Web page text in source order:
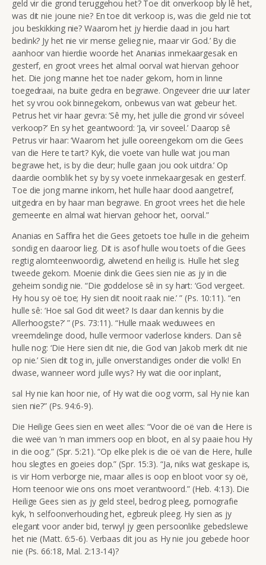
geld vir die grond teruggehou het? Toe dit onverkoop bly lê het,
was dit nie joune nie? En toe dit verkoop is, was die geld nie tot
jou beskikking nie? Waarom het jy hierdie daad in jou hart
bedink? Jy het nie vir mense gelieg nie, maar vir God.’ By die
aanhoor van hierdie woorde het Ananias inmekaargesak en
gesterf, en groot vrees het almal oorval wat hiervan gehoor
het. Die jong manne het toe nader gekom, hom in linne
toegedraai, na buite gedra en begrawe. Ongeveer drie uur later
het sy vrou ook binnegekom, onbewus van wat gebeur het.
Petrus het vir haar gevra: ‘Sê my, het julle die grond vir sóveel
verkoop?’ En sy het geantwoord: ‘Ja, vir soveel.’ Daarop sê
Petrus vir haar: ‘Waarom het julle ooreengekom om die Gees
van die Here te tart? Kyk, die voete van hulle wat jou man
begrawe het, is by die deur; hulle gaan jou ook uitdra.’ Op
daardie oomblik het sy by sy voete inmekaargesak en gesterf.
Toe die jong manne inkom, het hulle haar dood aangetref,
uitgedra en by haar man begrawe. En groot vrees het die hele
gemeente en almal wat hiervan gehoor het, oorval.”
Ananias en Saffira het die Gees getoets toe hulle in die geheim
sondig en daaroor lieg. Dit is asof hulle wou toets of die Gees
regtig alomteenwoordig, alwetend en heilig is. Hulle het sleg
tweede gekom. Moenie dink die Gees sien nie as jy in die
geheim sondig nie. “Die goddelose sê in sy hart: ‘God vergeet.
Hy hou sy oë toe; Hy sien dit nooit raak nie.’ ” (Ps. 10:11). “en
hulle sê: ‘Hoe sal God dit weet? Is daar dan kennis by die
Allerhoogste?’ ” (Ps. 73:11). “Hulle maak weduwees en
vreemdelinge dood, hulle vermoor vaderlose kinders. Dan sê
hulle nog: ‘Die Here sien dit nie, die God van Jakob merk dit nie
op nie.’ Sien dit tog in, julle onverstandiges onder die volk! En
dwase, wanneer word julle wys? Hy wat die oor inplant,
sal Hy nie kan hoor nie, of Hy wat die oog vorm, sal Hy nie kan
sien nie?” (Ps. 94:6-9).
Die Heilige Gees sien en weet alles: “Voor die oë van die Here is
die weë van ’n man immers oop en bloot, en al sy paaie hou Hy
in die oog.” (Spr. 5:21). “Op elke plek is die oë van die Here, hulle
hou slegtes en goeies dop.” (Spr. 15:3). “Ja, niks wat geskape is,
is vir Hom verborge nie, maar alles is oop en bloot voor sy oë,
Hom teenoor wie ons ons moet verantwoord.” (Heb. 4:13). Die
Heilige Gees sien as jy geld steel, bedrog pleeg, pornografie
kyk, ’n selfoonverhouding het, egbreuk pleeg. Hy sien as jy
elegant voor ander bid, terwyl jy geen persoonlike gebedslewe
het nie (Matt. 6:5-6). Verbaas dit jou as Hy nie jou gebede hoor
nie (Ps. 66:18, Mal. 2:13-14)?